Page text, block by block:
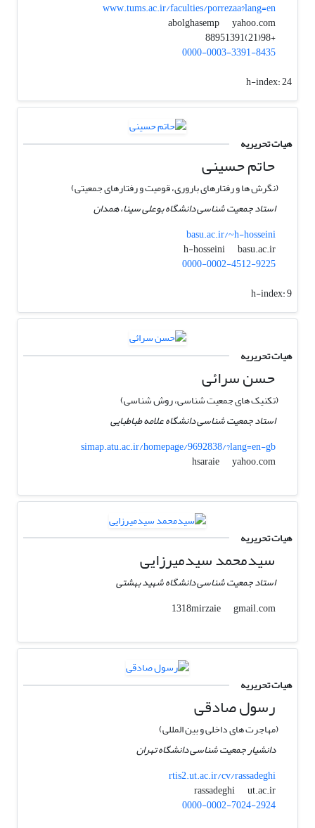
www.tums.ac.ir/faculties/porrezaa?lang=en
abolghasemp
yahoo.com
+98(21)88951391
0000-0003-3391-8435
h-index:24
هیات تحریریه
حاتم حسینی
(نگرش ها و رفتارهای باروری، قومیت و رفتارهای جمعیتی)
استاد جمعیت شناسی دانشگاه بوعلی سینا، همدان
basu.ac.ir/~h-hosseini
h-hosseini
basu.ac.ir
0000-0002-4512-9225
h-index:9
هیات تحریریه
حسن سرائی
(تکنیک های جمعیت شناسی، روش شناسی)
استاد جمعیت شناسی دانشگاه علامه طباطبایی
simap.atu.ac.ir/homepage/9692838/?lang=en-gb
hsaraie
yahoo.com
هیات تحریریه
سیدمحمد سیدمیرزایی
استاد جمعیت شناسی دانشگاه شهید بهشتی
1318mirzaie
gmail.com
هیات تحریریه
رسول صادقی
(مهاجرت های داخلی و بین المللی)
دانشیار جمعیت شناسی دانشگاه تهران
rtis2.ut.ac.ir/cv/rassadeghi
rassadeghi
ut.ac.ir
0000-0002-7024-2924